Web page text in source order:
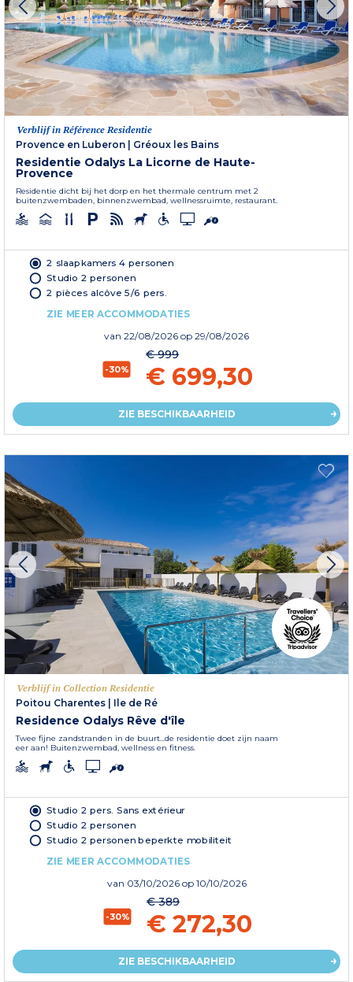
Verblijf in Référence Residentie
Provence en Luberon
Gréoux les Bains
Residentie Odalys La Licorne de Haute-
Provence
Residentie dicht bij het dorp en het thermale centrum met 2
buitenzwembaden, binnenzwembad, wellnessruimte, restaurant.
2 slaapkamers 4 personen
Studio 2 personen
2 pièces alcôve 5/6 pers.
ZIE MEER ACCOMMODATIES
van 22/08/2026 op 29/08/2026
-30%
€ 999
€ 699,30
ZIE BESCHIKBAARHEID
Verblijf in Collection Residentie
Poitou Charentes
Ile de Ré
Residence Odalys Rêve d'île
Twee fijne zandstranden in de buurt...de residentie doet zijn naam
eer aan! Buitenzwembad, wellness en fitness.
Studio 2 pers. Sans extérieur
Studio 2 personen
Studio 2 personen beperkte mobiliteit
ZIE MEER ACCOMMODATIES
van 03/10/2026 op 10/10/2026
-30%
€ 389
€ 272,30
ZIE BESCHIKBAARHEID